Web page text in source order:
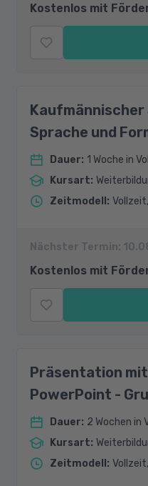
Kostenlos mit
Sprache und
Dauer: 1 Woche in
Kursart:
Zeitmodell:
Nächster Termin:
Kostenlos mit
Präsentation
PowerPoint -
Dauer: 2 Wochen in
Kursart:
Zeitmodell :